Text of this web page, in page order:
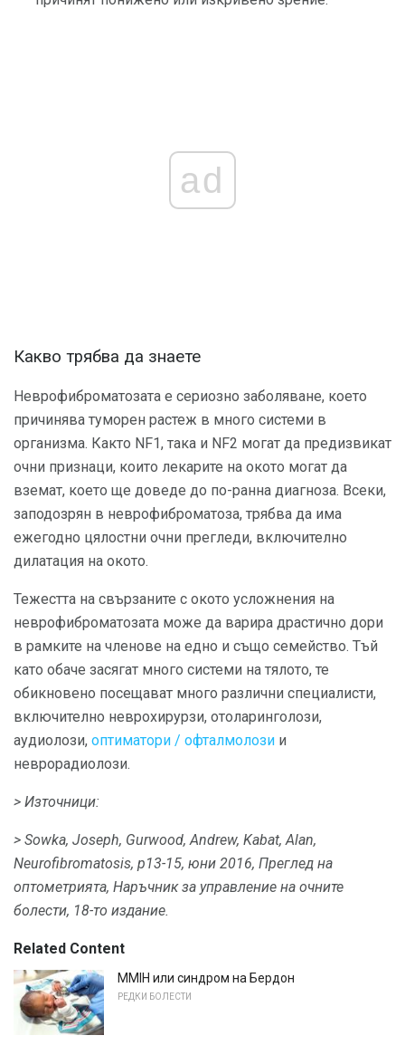
ad
Какво трябва да знаете
Неврофиброматозата е сериозно заболяване, което
причинява туморен растеж в много системи в
организма. Както NF1, така и NF2 могат да предизвикат
очни признаци, които лекарите на окото могат да
вземат, което ще доведе до по-ранна диагноза. Всеки,
заподозрян в неврофиброматоза, трябва да има
ежегодно цялостни очни прегледи, включително
дилатация на окото.
Тежестта на свързаните с окото усложнения на
неврофиброматозата може да варира драстично дори
в рамките на членове на едно и също семейство. Тъй
като обаче засягат много системи на тялото, те
обикновено посещават много различни специалисти,
включително неврохирурзи, отоларинголози,
аудиолози, оптиматори / офталмолози и
неврорадиолози.
> Източници:
> Sowka, Joseph, Gurwood, Andrew, Kabat, Alan,
Neurofibromatosis, p13-15, юни 2016, Преглед на
оптометрията, Наръчник за управление на очните
болести, 18-то издание.
Related Content
MMIH ​​или синдром на Бердон
РЕДКИ БОЛЕСТИ